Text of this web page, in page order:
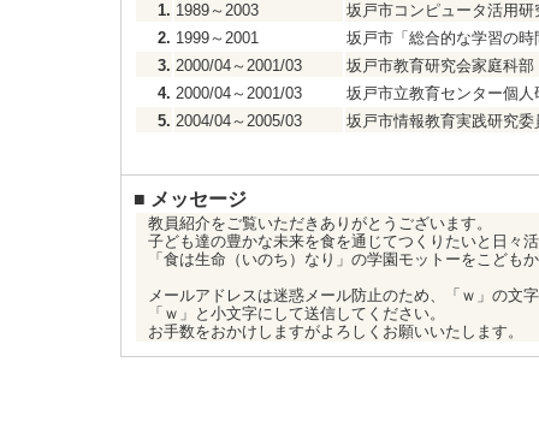
1. 1989～2003
坂戸市コンピュータ活用研
2. 1999～2001
坂戸市「総合的な学習の
3. 2000/04～2001/03
坂戸市教育研究会家庭
4. 2000/04～2001/03
坂戸市立教育センター個
5. 2004/04～2005/03 坂戸市情報教育実践研究委
■ メッセージ
教員紹介をご覧いただきありがとうございます。
子ども達の豊かな未来を食を通じてつくりたいと日々
「食は生命（いのち）なり」の学園モットーをこども
メールアドレスは迷惑メール防止のため、「ｗ」の文
「ｗ」と小文字にして送信してください。
お手数をおかけしますがよろしくお願いいたします。